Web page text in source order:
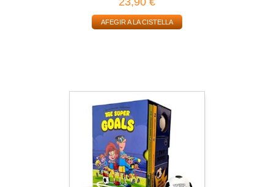
AFEGIR A LA CISTELLA